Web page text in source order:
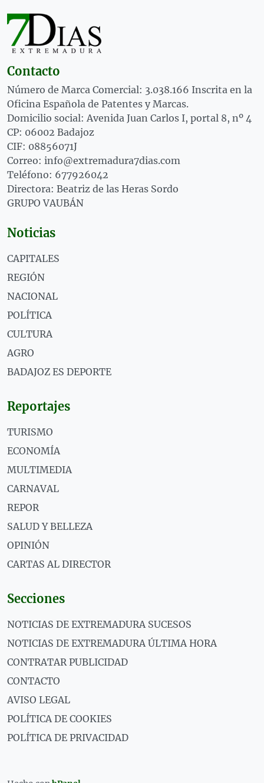
Contacto
Número de Marca Comercial: 3.038.166 Inscrita en la
Oficina Española de Patentes y Marcas.
Domicilio social: Avenida Juan Carlos I, portal 8, nº 4
CP: 06002 Badajoz
CIF: 08856071J
Correo: info@extremadura7dias.com
Teléfono: 677926042
Directora: Beatriz de las Heras Sordo
GRUPO VAUBÁN
Noticias
CAPITALES
REGIÓN
NACIONAL
POLÍTICA
CULTURA
AGRO
BADAJOZ ES DEPORTE
Reportajes
TURISMO
ECONOMÍA
MULTIMEDIA
CARNAVAL
REPOR
SALUD Y BELLEZA
OPINIÓN
CARTAS AL DIRECTOR
Secciones
NOTICIAS DE EXTREMADURA SUCESOS
NOTICIAS DE EXTREMADURA ÚLTIMA HORA
CONTRATAR PUBLICIDAD
CONTACTO
AVISO LEGAL
POLÍTICA DE COOKIES
POLÍTICA DE PRIVACIDAD